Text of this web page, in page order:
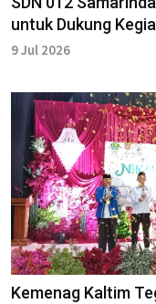
untuk Dukung
9 Jul 2026
Kemenag Kaltim